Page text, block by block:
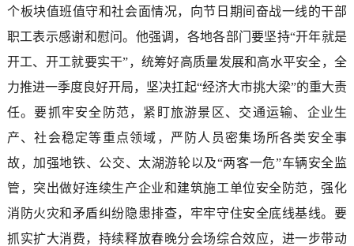
个板块值班值守和社会面情况，向节日期间奋战一线的干部
职工表示感谢和慰问。他强调，各地各部门要坚持“开年就是
开工、开工就要实干”，统筹好高质量发展和高水平安全，全
力推进一季度良好开局，坚决扛起“经济大市挑大梁”的重大责
任。要抓牢安全防范，紧盯旅游景区、交通运输、企业生
产、社会稳定等重点领域，严防人员密集场所各类安全事
故，加强地铁、公交、太湖游轮以及“两客一危”车辆安全监
管，突出做好连续生产企业和建筑施工单位安全防范，强化
消防火灾和矛盾纠纷隐患排查，牢牢守住安全底线基线。要
抓实扩大消费，持续释放春晚分会场综合效应，进一步带动